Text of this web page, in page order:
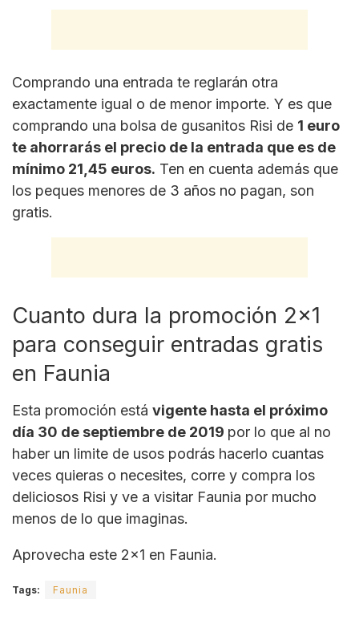
Comprando una entrada te reglarán otra
exactamente igual o de menor importe. Y es que
comprando una bolsa de gusanitos Risi de 1 euro
te ahorrarás el precio de la entrada que es de
mínimo 21,45 euros. Ten en cuenta además que
los peques menores de 3 años no pagan, son
gratis.
Cuanto dura la promoción 2×1
para conseguir entradas gratis
en Faunia
Esta promoción está vigente hasta el próximo
día 30 de septiembre de 2019 por lo que al no
haber un limite de usos podrás hacerlo cuantas
veces quieras o necesites, corre y compra los
deliciosos Risi y ve a visitar Faunia por mucho
menos de lo que imaginas.
Aprovecha este 2×1 en Faunia.
Tags: Faunia